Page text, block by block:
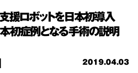
援ロボットを日本初導入
初症例となる手術の説明
2019.04.03